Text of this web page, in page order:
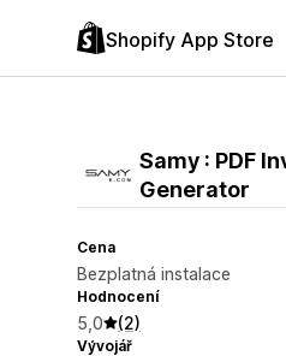
Shopify App Store
Samy : PDF
Generator
Cena
Bezplatná instalace
Hodnocení
5,0 (2)
Vývojář